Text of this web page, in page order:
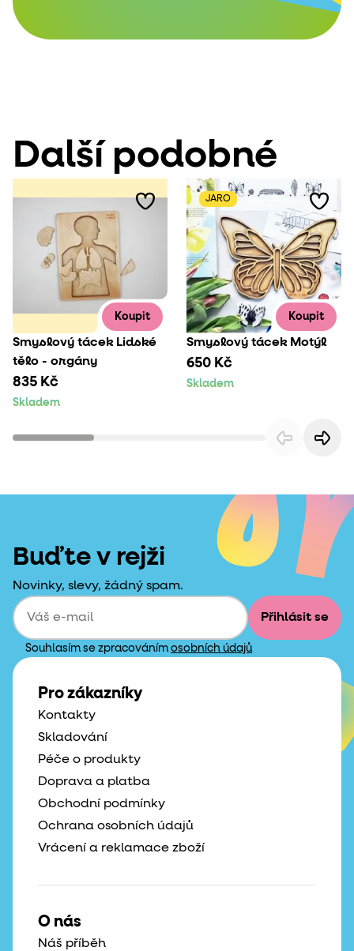
Další podobné
Koupit
Smyslový tácek Lidské
tělo - orgány
835 Kč
Skladem
JARO
Koupit
Smyslový tácek Motýl
650 Kč
Skladem
Buďte v rejži
Novinky, slevy, žádný spam.
Přihlásit se
Souhlasím se zpracováním osobních údajů
Pro zákazníky
Kontakty
Skladování
Péče o produkty
Doprava a platba
Obchodní podmínky
Ochrana osobních údajů
Vrácení a reklamace zboží
O nás
Náš příběh